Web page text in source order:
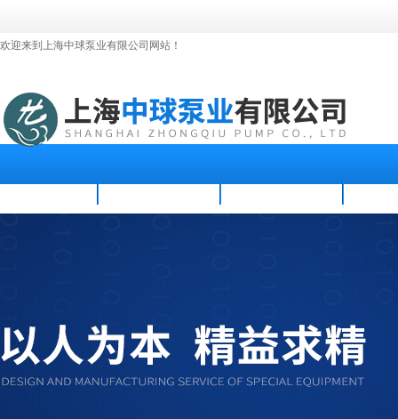
欢迎来到上海中球泵业有限公司网站！